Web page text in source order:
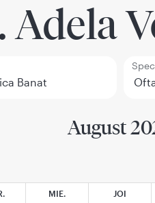
Adela
August
MIE. JOI